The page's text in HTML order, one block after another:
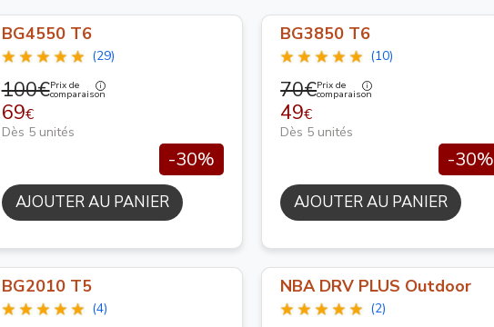
BG4550 T6
(29)
100€Prix de
comparaison
69€
Dès 5 unités
-30%
AJOUTER AU PANIER
BG3850 T6
(10)
70€Prix de
comparaison
49€
Dès 5 unités
-30%
AJOUTER AU PANIER
BG2010 T5
(4)
NBA DRV PLUS Outdoor
(2)